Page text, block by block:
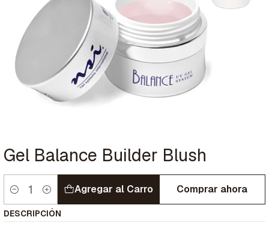
Gel Balance Builder Blush
Cantidad
Agregar al Carro Comprar ahora
DESCRIPCIÓN